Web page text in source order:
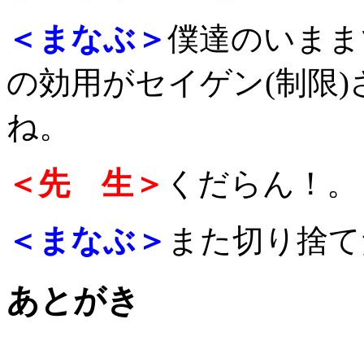
＜まなぶ＞僕達のいま
の効用がセイゲン(制限
ね。
＜先 生＞ くだらん！。
＜まなぶ＞ また切り捨
あとがき